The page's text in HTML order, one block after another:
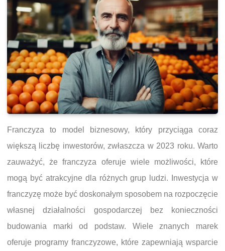
Franczyza to model biznesowy, który przyciąga coraz
większą liczbę inwestorów, zwłaszcza w 2023 roku. Warto
zauważyć, że franczyza oferuje wiele możliwości, które
mogą być atrakcyjne dla różnych grup ludzi. Inwestycja w
franczyzę może być doskonałym sposobem na rozpoczęcie
własnej działalności gospodarczej bez konieczności
budowania marki od podstaw. Wiele znanych marek
oferuje programy franczyzowe, które zapewniają wsparcie